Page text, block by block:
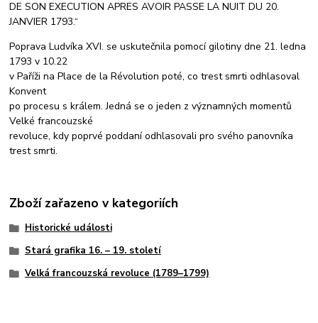
DE SON EXECUTION APRES AVOIR PASSE LA NUIT DU 20.
JANVIER 1793.“
Poprava Ludvíka XVI. se uskutečnila pomocí gilotiny dne 21. ledna
1793 v 10.22
v Paříži na Place de la Révolution poté, co trest smrti odhlasoval
Konvent
po procesu s králem. Jedná se o jeden z významných momentů
Velké francouzské
revoluce, kdy poprvé poddaní odhlasovali pro svého panovníka
trest smrti.
Zboží zařazeno v kategoriích
Historické události
Stará grafika 16. – 19. století
Velká francouzská revoluce (1789–1799)